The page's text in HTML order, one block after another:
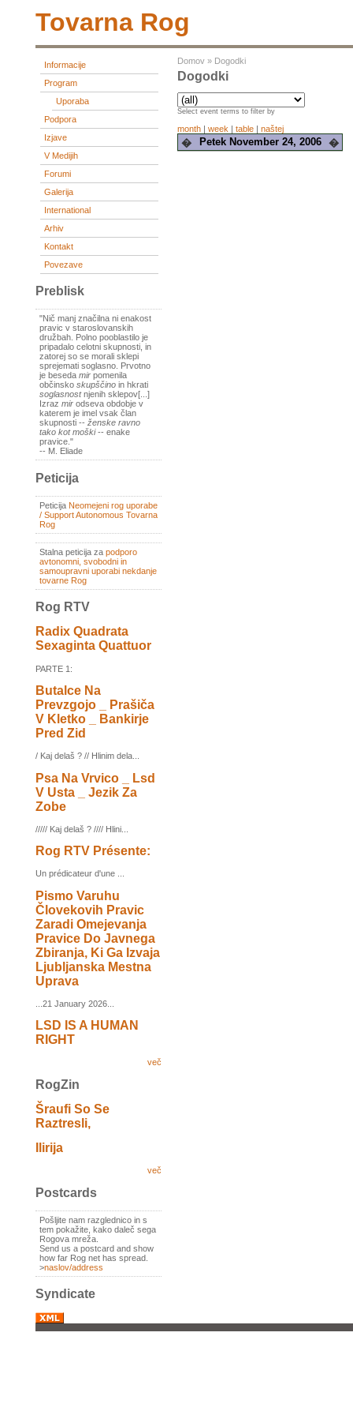
Tovarna Rog
Informacije
Program
Uporaba
Podpora
Izjave
V Medijih
Forumi
Galerija
International
Arhiv
Kontakt
Povezave
Preblisk
"Nič manj značilna ni enakost
pravic v staroslovanskih
družbah. Polno pooblastilo je
pripadalo celotni skupnosti, in
zatorej so se morali sklepi
sprejemati soglasno. Prvotno
je beseda mir pomenila
občinsko skupščino in hkrati
soglasnostnjenih sklepov[...]
Izraz mir odseva obdobje v
katerem je imel vsak član
skupnosti -- ženske ravno
tako kot moški-- enake
pravice."
-- M. Eliade
Peticija
Peticija Neomejeni rog uporabe
/ Support Autonomous Tovarna
Rog
Stalna peticija za podporo
avtonomni, svobodni in
samoupravni uporabi nekdanje
tovarne Rog
Rog RTV
Radix Quadrata
Sexaginta Quattuor
PARTE 1:
Butalce Na
Prevzgojo _ Prašiča
V Kletko _ Bankirje
Pred Zid
/ Kaj delaš ? // Hlinim dela...
Psa Na Vrvico _ Lsd
V Usta _ Jezik Za
Zobe
///// Kaj delaš ? //// Hlini...
Rog RTV Présente:
Un prédicateur d'une ...
Pismo Varuhu
Človekovih Pravic
Zaradi Omejevanja
Pravice Do Javnega
Zbiranja, Ki Ga Izvaja
Ljubljanska Mestna
Uprava
...21 January 2026...
LSD IS A HUMAN
RIGHT
več
RogZin
Šraufi So Se
Raztresli,
Ilirija
več
Postcards
Pošljite nam razglednico in s
tem pokažite, kako daleč sega
Rogova mreža.
Send us a postcard and show
how far Rog net has spread.
>naslov/address
Syndicate
Domov » Dogodki
Dogodki
Select event terms to filter by
month | week | table | naštej
� Petek November 24, 2006 �